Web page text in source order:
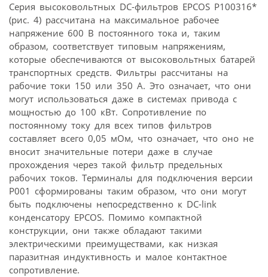
Серия высоковольтных DC-фильтров EPCOS P100316*
(рис. 4) рассчитана на максимальное рабочее
напряжение 600 В постоянного тока и, таким
образом, соответствует типовым напряжениям,
которые обеспечиваются от высоковольтных батарей
транспортных средств. Фильтры рассчитаны на
рабочие токи 150 или 350 А. Это означает, что они
могут использоваться даже в системах привода с
мощностью до 100 кВт. Сопротивление по
постоянному току для всех типов фильтров
составляет всего 0,05 мОм, что означает, что оно не
вносит значительные потери даже в случае
прохождения через такой фильтр предельных
рабочих токов. Терминалы для подключения версии
P001 сформированы таким образом, что они могут
быть подключены непосредственно к DC-link
конденсатору EPCOS. Помимо компактной
конструкции, они также обладают такими
электрическими преимуществами, как низкая
паразитная индуктивность и малое контактное
сопротивление.